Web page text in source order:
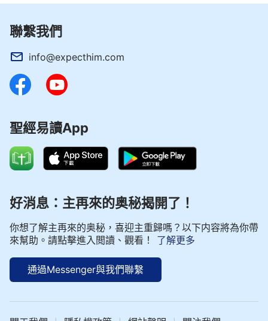
聯繫我們
info@expecthim.com
聖經易讀App
好消息：主再來的奥秘揭開了！
你想了解主再來的奥秘，喜迎主重歸嗎？以下内容將為你帶
來幫助。請點擊進入閲讀、觀看！
了解更多
通過Messenger與我們聯繫